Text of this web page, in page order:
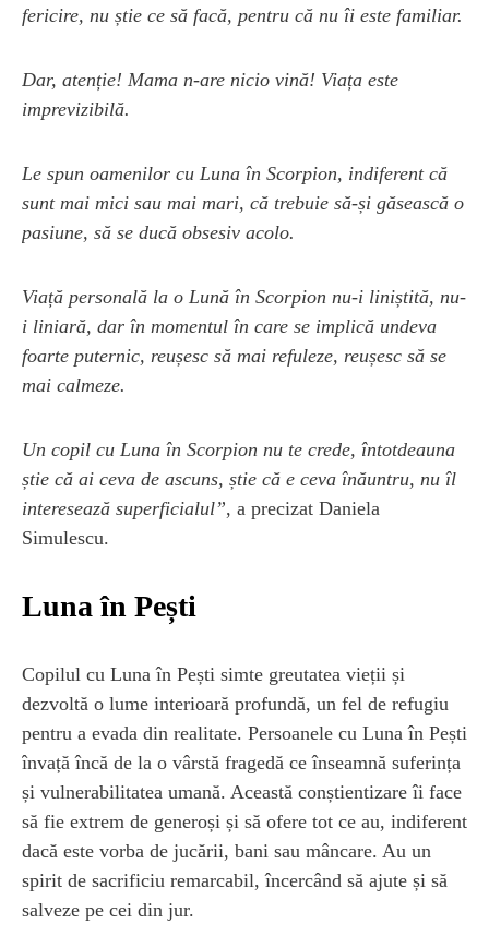
fericire, nu știe ce să facă, pentru că nu îi este familiar.
Dar, atenție! Mama n-are nicio vină! Viața este
imprevizibilă.
Le spun oamenilor cu Luna în Scorpion, indiferent că
sunt mai mici sau mai mari, că trebuie să-și găsească o
pasiune, să se ducă obsesiv acolo.
Viață personală la o Lună în Scorpion nu-i liniștită, nu-
i liniară, dar în momentul în care se implică undeva
foarte puternic, reușesc să mai refuleze, reușesc să se
mai calmeze.
Un copil cu Luna în Scorpion nu te crede, întotdeauna
știe că ai ceva de ascuns, știe că e ceva înăuntru, nu îl
interesează superficialul”, a precizat Daniela
Simulescu.
Luna în Pești
Copilul cu Luna în Pești simte greutatea vieții și
dezvoltă o lume interioară profundă, un fel de refugiu
pentru a evada din realitate. Persoanele cu Luna în Pești
învață încă de la o vârstă fragedă ce înseamnă suferința
și vulnerabilitatea umană. Această conștientizare îi face
să fie extrem de generoși și să ofere tot ce au, indiferent
dacă este vorba de jucării, bani sau mâncare. Au un
spirit de sacrificiu remarcabil, încercând să ajute și să
salveze pe cei din jur.